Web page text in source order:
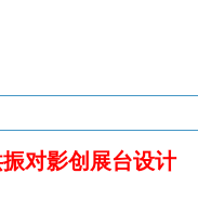
对影创 展台设计